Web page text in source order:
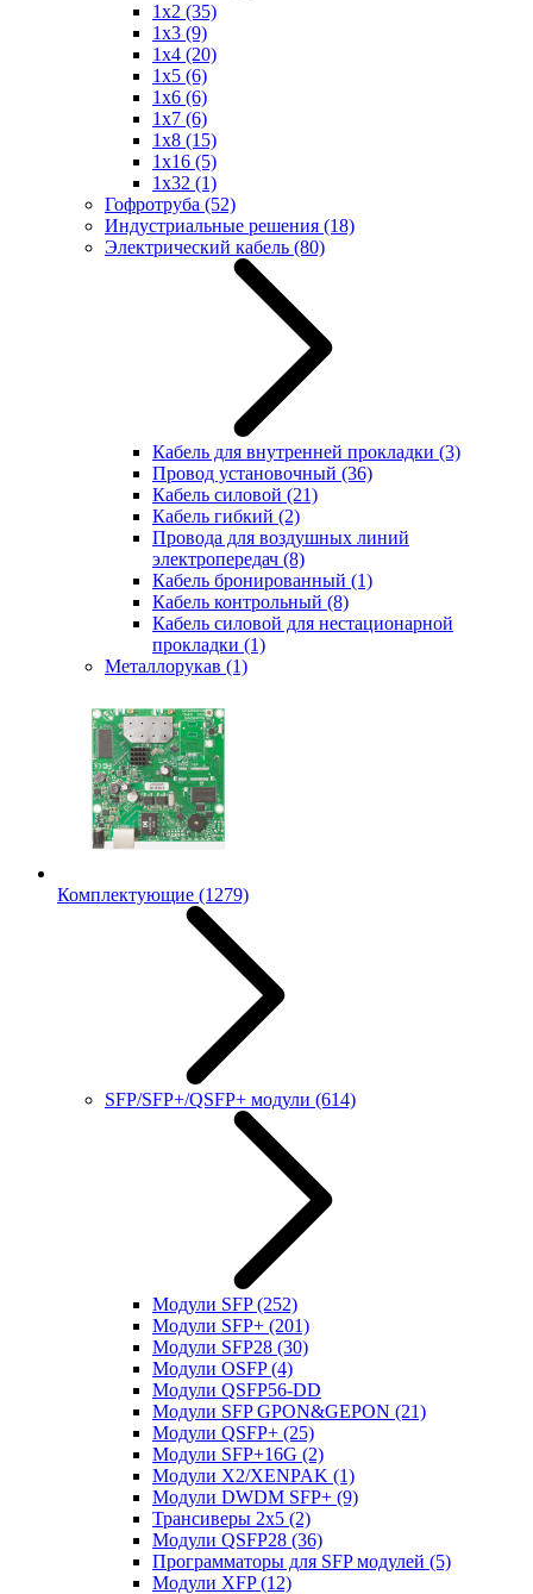
1x2 (35)
1x3 (9)
1x4 (20)
1x5 (6)
1x6 (6)
1x7 (6)
1x8 (15)
1x16 (5)
1x32 (1)
Гофротруба (52)
Индустриальные решения (18)
Электрический кабель (80)
Кабель для внутренней прокладки (3)
Провод установочный (36)
Кабель силовой (21)
Кабель гибкий (2)
Провода для воздушных линий
электропередач (8)
Кабель бронированный (1)
Кабель контрольный (8)
Кабель силовой для нестационарной
прокладки (1)
Металлорукав (1)
Комплектующие (1279)
SFP/SFP+/QSFP+ модули (614)
Модули SFP(252)
Модули SFP+ (201)
Модули SFP28 (30)
Модули OSFP(4)
Модули QSFP56-DD
Модули SFP GPON&GEPON (21)
Модули QSFP+ (25)
Модули SFP+16G (2)
Модули X2/XENPAK (1)
Модули DWDM SFP+ (9)
Трансиверы 2x5 (2)
Модули QSFP28 (36)
Программаторы для SFP модулей (5)
Модули XFP(12)